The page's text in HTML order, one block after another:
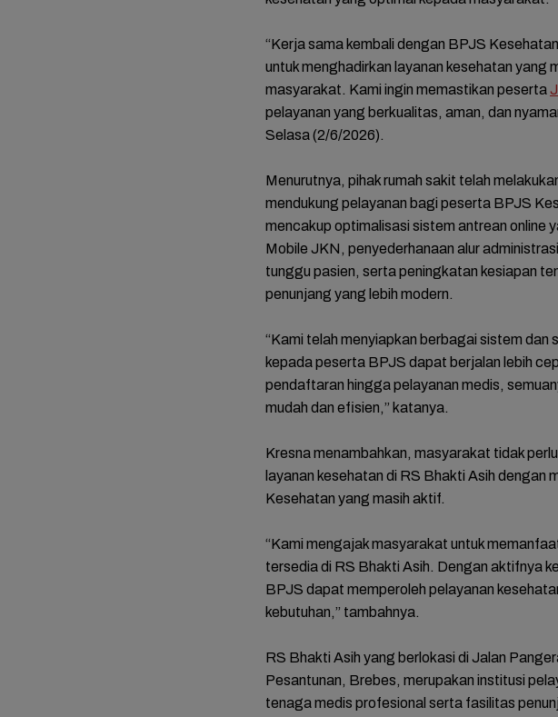
“Kerja sama kembali dengan BPJS
untuk menghadirkan layanan kesehatan yang
masyarakat. Kami ingin memastikan peserta
pelayanan yang berkualitas, aman, dan
Selasa (2/6/2026).
Menurutnya, pihak rumah sakit telah
mendukung pelayanan bagi peserta BPJS
mencakup optimalisasi sistem antrean online
Mobile JKN, penyederhanaan alur
tunggu pasien, serta peningkatan kesiapan
penunjang yang lebih modern.
“Kami telah menyiapkan berbagai sistem dan
kepada peserta BPJS dapat berjalan lebih
pendaftaran hingga pelayanan medis,
mudah dan efisien,” katanya.
Kresna menambahkan, masyarakat tidak
layanan kesehatan di RS Bhakti Asih dengan
Kesehatan yang masih aktif.
“Kami mengajak masyarakat untuk
tersedia di RS Bhakti Asih. Dengan aktifnya
BPJS dapat memperoleh pelayanan
kebutuhan,” tambahnya.
RS Bhakti Asih yang berlokasi di Jalan
Pesantunan, Brebes, merupakan institusi
tenaga medis profesional serta fasilitas
FOTO: Khidmat dan
Mariah Agenda
Tasyakuran Sambut
Bupati Brebes
FOTO:
Celosia